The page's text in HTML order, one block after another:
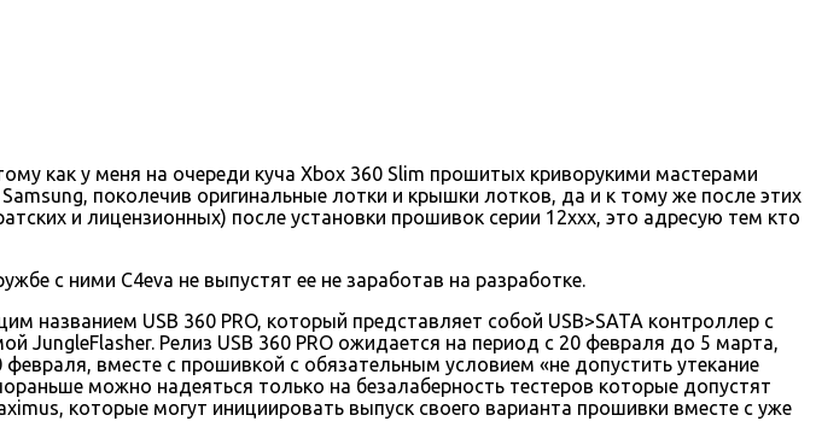
как у меня на очереди куча Xbox 360 Slim прошитых криворукими мастерами
поколечив оригинальные лотки и крышки лотков, да и к тому же после этих
и лицензионных) после установки прошивок серии 12ххх, это адресую тем кто
с ними C4eva не выпустят ее не заработав на разработке.
названием USB 360 PRO, который представляет собой USB>SATA контроллер с
JungleFlasher. Релиз USB 360 PRO ожидается на период с 20 февраля до 5 марта,
вместе с прошивкой с обязательным условием «не допустить утекание
можно надеяться только на безалаберность тестеров которые допустят
которые могут инициировать выпуск своего варианта прошивки вместе с уже